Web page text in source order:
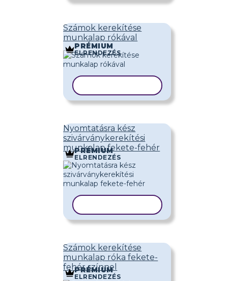
Számok kerekítése
munkalap rókával
PRÉMIUM
ELRENDEZÉS
Nyomtatásra kész
szivárványkerekítési
munkalap fekete-fehér
PRÉMIUM
ELRENDEZÉS
Számok kerekítése
munkalap róka fekete-
fehér színnel
PRÉMIUM
ELRENDEZÉS